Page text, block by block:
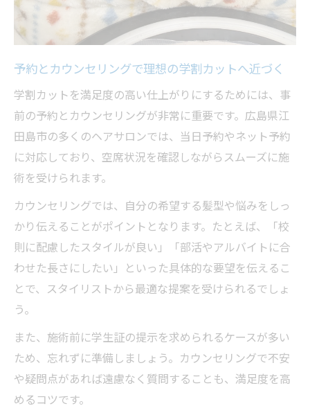
予約とカウンセリングで理想の学割カットへ近づく
学割カットを満足度の高い仕上がりにするためには、事
前の予約とカウンセリングが非常に重要です。広島県江
田島市の多くのヘアサロンでは、当日予約やネット予約
に対応しており、空席状況を確認しながらスムーズに施
術を受けられます。
カウンセリングでは、自分の希望する髪型や悩みをしっ
かり伝えることがポイントとなります。たとえば、「校
則に配慮したスタイルが良い」「部活やアルバイトに合
わせた長さにしたい」といった具体的な要望を伝えるこ
とで、スタイリストから最適な提案を受けられるでしょ
う。
また、施術前に学生証の提示を求められるケースが多い
ため、忘れずに準備しましょう。カウンセリングで不安
や疑問点があれば遠慮なく質問することも、満足度を高
めるコツです。